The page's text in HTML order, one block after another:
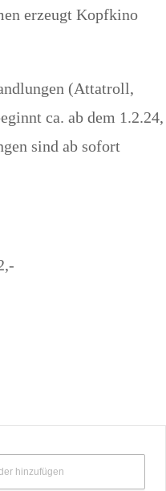
erzeugt Kopfkino
(Attatroll,
ca. ab dem 1.2.24,
sind ab sofort
hinzufügen